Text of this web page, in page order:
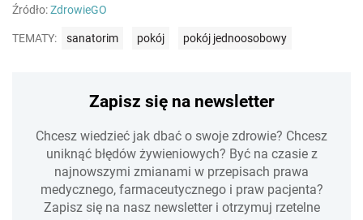
Źródło:ZdrowieGO
TEMATY: sanatorim pokój pokój jednoosobowy
Zapisz się na newsletter
Chcesz wiedzieć jak dbać o swoje zdrowie? Chcesz
uniknąć błędów żywieniowych? Być na czasie z
najnowszymi zmianami w przepisach prawa
medycznego, farmaceutycznego i praw pacjenta?
Zapisz się na nasz newsletter i otrzymuj rzetelne